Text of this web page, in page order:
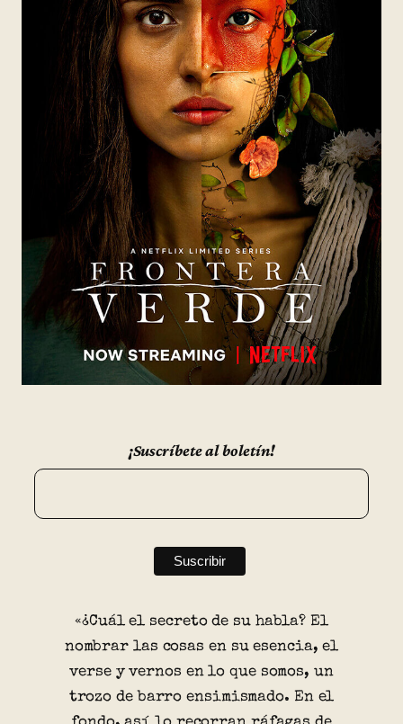
¡Suscríbete al boletín!
«¿Cuál el secreto de su habla? El
nombrar las cosas en su esencia, el
verse y vernos en lo que somos, un
trozo de barro ensimismado. En el